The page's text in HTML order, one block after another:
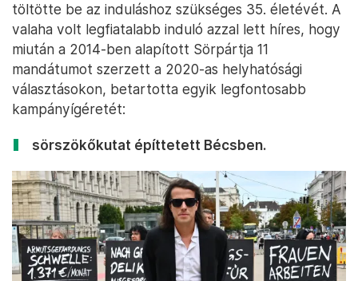
vállalta a jelöltek közötti vitát – amin az újra elinduló
köztársasági elnökök nem is szoktak szerepelni –,
és hogy ehelyett inkább „a TikTokon beszél saját
magába”. A korán is élcelődtek, egy politikus
többszörVan der Bidennek hívtaa párt kampányt
megnyitó eseményen.
A versengés üde színfoltja, a közvélemény-
kutatások harmadik helyezettje, Dominik Wlazny,
akit csak Marco Pogo néven ismernek az osztrákok.
Ő a rendszerkritikus Sörpárt elnöke, aki nemrég
töltötte be az induláshoz szükséges 35. életévét. A
valaha volt legfiatalabb induló azzal lett híres, hogy
miután a 2014-ben alapított Sörpártja 11